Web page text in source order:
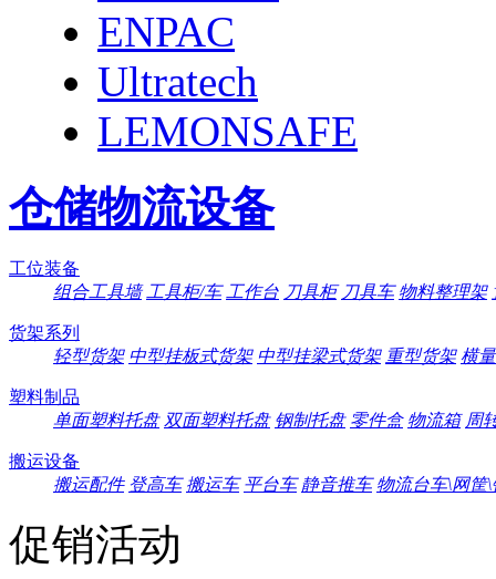
ENPAC
Ultratech
LEMONSAFE
仓储物流设备
工位装备
组合工具墙 工具柜/车 工作台 刀具柜 刀具车 物料整理架
货架系列
轻型货架 中型挂板式货架 中型挂梁式货架 重型货架 横
塑料制品
单面塑料托盘 双面塑料托盘 钢制托盘 零件盒 物流箱 周
搬运设备
搬运配件 登高车 搬运车 平台车 静音推车 物流台车\网筐
促销活动